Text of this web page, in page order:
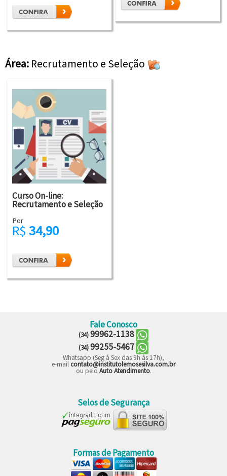
Área: Recrutamento e Seleção
Curso On-line:
Recrutamento e Seleção
Por
R$ 34,90
Fale Conosco
(34)99962-1138
(34)99255-5467
Whatsapp (Seg à Sex das 9h às 17h),
e-mail contato@institutolemosesilva.com.br
ou pelo Auto Atendimento.
Selos de Segurança
Formas de Pagamento